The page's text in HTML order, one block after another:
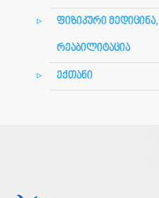
ფიზიკური მედიცინა,
რეაბილიტაცია
ექთანი